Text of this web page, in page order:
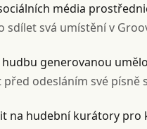
média
sdílet svá umístění v
generovanou
odesláním své
na hudební kurátory